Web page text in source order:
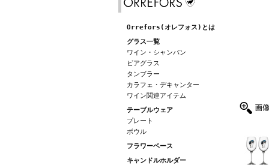
Orrefors(オレフォス)とは
グラス一覧
ワイン・シャンパン
ビアグラス
タンブラー
カラフェ・デキャンター
ワイン関連アイテム
テーブルウェア
プレート
ボウル
フラワーベース
キャンドルホルダー